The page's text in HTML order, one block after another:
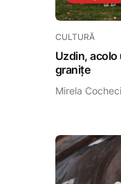
CULTURĂ
Uzdin,
granițe
Mirela Cocheci